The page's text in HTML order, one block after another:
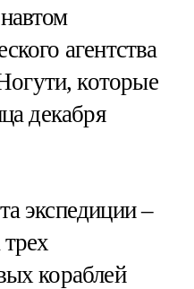
агентства
которые
декабря
экспедиции –
кораблей